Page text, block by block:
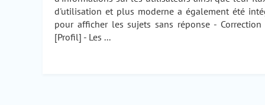
d'utilisation et plus moderne a également été
pour afficher les sujets sans réponse -
[Profil] - Les ...